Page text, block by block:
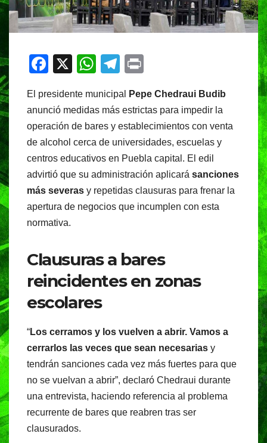
F
c
e
b
o
o
k
X
W
at
s
A
p
p
T
e
gr
a
m
t
El presidente municipal
Pepe Chedraui Budib
anunció medidas más estrictas para impedir la
operación de bares y establecimientos con venta
de alcohol cerca de universidades, escuelas y
centros educativos en Puebla capital. El edil
advirtió que su administración aplicará sanciones
más severas y repetidas clausuras para frenar la
apertura de negocios que incumplen con esta
normativa.
Clausuras a bares
reincidentes en zonas
escolares
“Los cerramos y los vuelven a abrir. Vamos a
cerrarlos las veces que sean necesarias y
tendrán sanciones cada vez más fuertes para que
no se vuelvan a abrir”, declaró Chedraui durante
una entrevista, haciendo referencia al problema
recurrente de bares que reabren tras ser
clausurados.